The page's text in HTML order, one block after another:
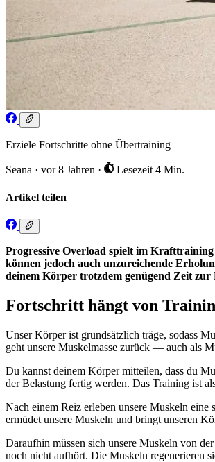
Erziele Fortschritte ohne Übertraining
Seana · vor 8 Jahren · Lesezeit 4 Min.
Artikel teilen
Progressive Overload spielt im
können jedoch auch unzureichende
deinem Körper trotzdem genügend Zeit zur
Fortschritt hängt von
Unser Körper ist grundsätzlich träge, sodass
geht unsere Muskelmasse zurück — auch als
Du kannst deinem Körper mitteilen, dass du
der Belastung fertig werden. Das Training ist
Nach einem Reiz erleben unsere Muskeln
ermüdet unsere Muskeln und bringt unseren
Daraufhin müssen sich unsere Muskeln von
noch nicht aufhört. Die Muskeln regenerieren